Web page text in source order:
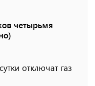
четырьмя
отключат газ